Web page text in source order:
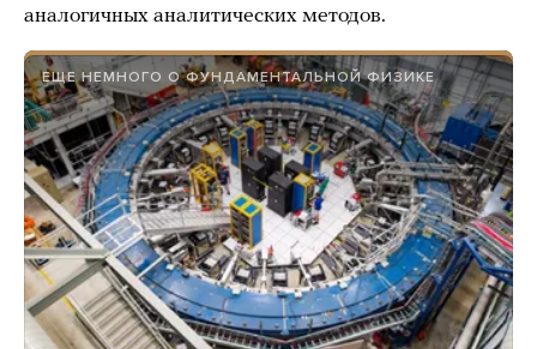
аналогичных аналитических методов.
ЕЩЕ НЕМНОГО О ФУНДАМЕНТАЛЬНОЙ ФИЗИКЕ